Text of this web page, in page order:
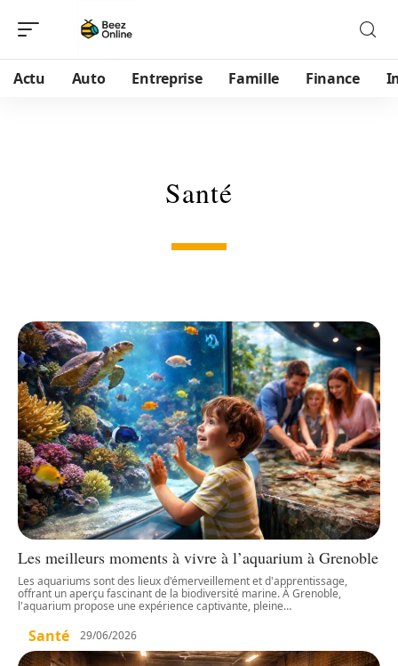
Actu Auto Entreprise Famille Finance
Santé
Les meilleurs moments à vivre à l’aquarium à Grenoble
Les aquariums sont des lieux d'émerveillement et d'apprentissage,
offrant un aperçu fascinant de la biodiversité marine. À Grenoble,
l'aquarium propose une expérience captivante, pleine…
Santé 29/06/2026